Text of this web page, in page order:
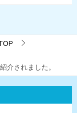
介されました。